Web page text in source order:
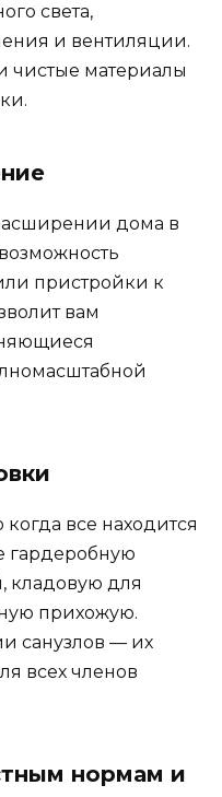
света,
и вентиляции.
чистые материалы
дома в
пристройки к
вам
все находится
гардеробную
кладовую для
прихожую.
санузлов — их
всех членов
нормам и